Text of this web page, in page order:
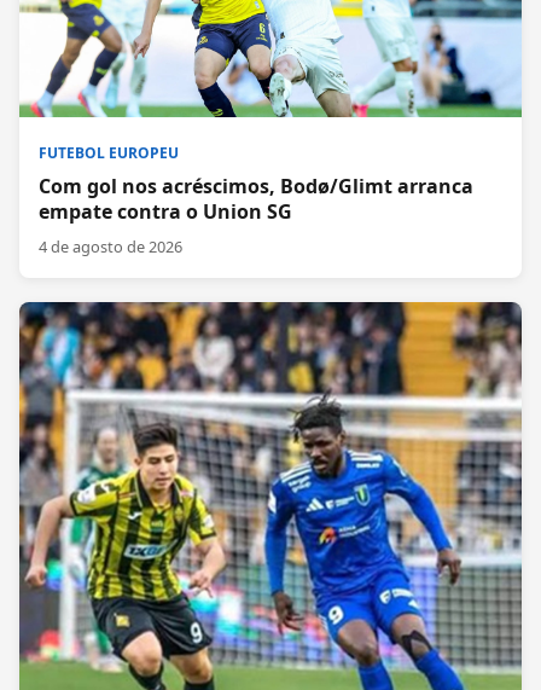
FUTEBOL EUROPEU
Com gol nos acréscimos, Bodø/Glimt arranca
empate contra o Union SG
4 de agosto de 2026